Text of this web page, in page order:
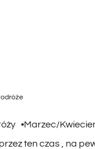
•Marzec/
ten czas , na